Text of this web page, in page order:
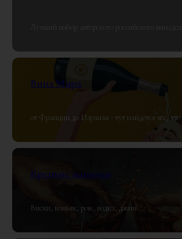
Лучший выбор авторского российского
Вина Мира
от Франции до Израиля - тут найдется все,
Крепкие напитки
Виски, коньяк, ром, водка, джин ...